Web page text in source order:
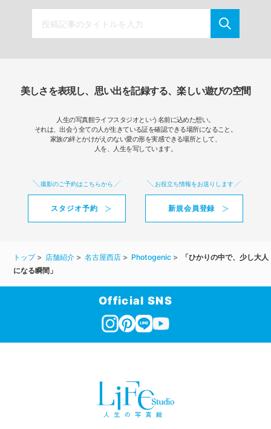
美しさを表現し、思い出を記録する、楽しい遊びの空間
人生の写真館ライフスタジオという名前に込めた想い。
それは、出会う全ての人が生きている証を確認できる場所になること。
家族の絆とかけがえのない愛の形を実感できる場所として、
人を、人生を写しています。
撮影のご予約はこちらから
スタジオ予約
お役立ち情報をお送りします
新規会員登録
トップ 店舗紹介 名古屋西店 Photogenic
「ひかりの中で、少し大人
になる瞬間」
Official SNS